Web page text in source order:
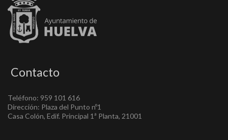
Contacto
Teléfono: 959 101 616
Dirección: Plaza del Punto nº1
Casa Colón, Edif. Principal 1ª Planta, 21001